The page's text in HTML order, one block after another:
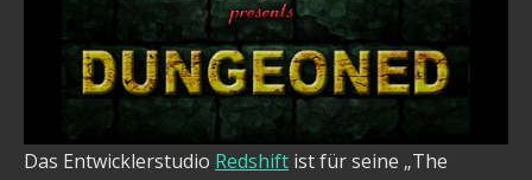
Das Entwicklerstudio Redshift ist für seine „The